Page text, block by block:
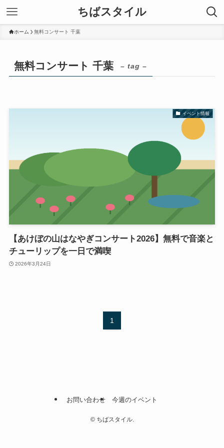
ちばスタイル
ホーム 無料コンサート 千葉
無料コンサート 千葉 – tag –
イベント情報
【あけぼの山はなやぎコンサート2026】無料で音楽と
チューリップを一日で満喫
2026年3月24日
1
お問い合わせ 今週のイベント
©ちばスタイル.